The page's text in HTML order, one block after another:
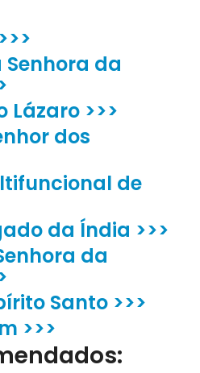
da
Lázaro >>>
dos
de
da Índia >>>
da
Santo >>>
>>>